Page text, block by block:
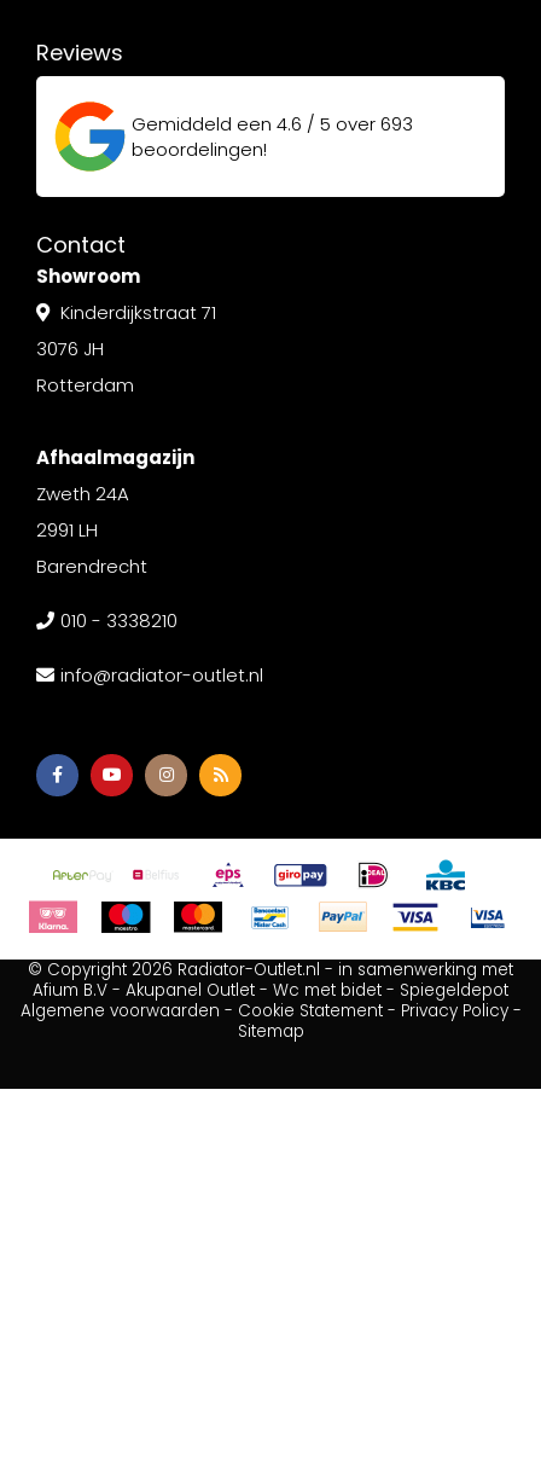
Reviews
Gemiddeld een 4.6 / 5 over693
beoordelingen!
Contact
Showroom
Kinderdijkstraat 71
3076 JH
Rotterdam
Afhaalmagazijn
Zweth 24A
2991 LH
Barendrecht
010 - 3338210
info@radiator-outlet.nl
© Copyright 2026 Radiator-Outlet.nl - in samenwerking met
Afium B.V - Akupanel Outlet - Wc met bidet - Spiegeldepot
Algemene voorwaarden - Cookie Statement- Privacy Policy-
Sitemap